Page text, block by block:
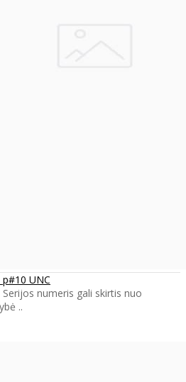
UNC
numeris gali skirtis nuo
..